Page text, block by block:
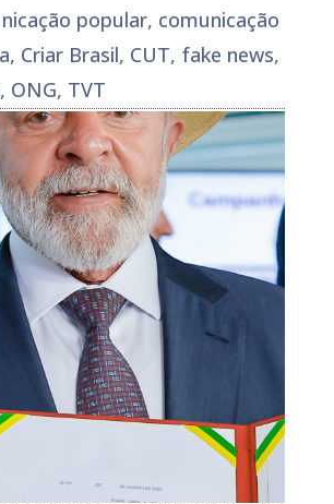
popular, comunicação
, Criar Brasil, CUT, fake news,
, ONG, TVT